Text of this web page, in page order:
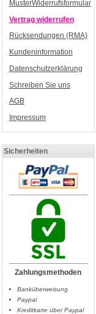
MusterWiderrufsformular
Vertrag widerrufen
Rücksendungen (RMA)
Kundeninformation
Datenschutzerklärung
Schreiben Sie uns
AGB
Impressum
Sicherheiten
Zahlungsmethoden
Banküberweisung
Paypal
Kreditkarte über Paypal
Propeller Abdeckung (3-
Loch)